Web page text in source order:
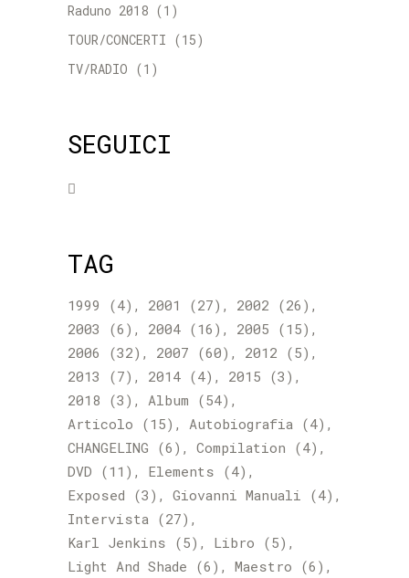
Raduno 2018 (1)
TOUR/CONCERTI (15)
TV/RADIO (1)
SEGUICI
TAG
1999 (4) 2001 (27) 2002 (26)
2003 (6) 2004 (16) 2005 (15)
2006 (32) 2007 (60) 2012 (5)
2013 (7) 2014 (4) 2015 (3)
2018 (3) Album (54)
Articolo (15) Autobiografia (4)
CHANGELING (6) Compilation (4)
DVD (11) Elements (4)
Exposed (3) Giovanni Manuali
(4)
Intervista (27)
Karl Jenkins (5) Libro (5)
Light And Shade (6) Maestro (6)